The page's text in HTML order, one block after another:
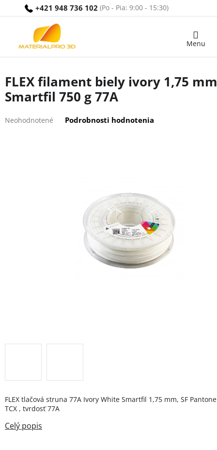
+421 948 736 102
Nákupný
FLEX filament biely ivory 1,75 mm
Smartfil 750 g 77A
hodnotenie
Neohodnotené Podrobnosti hodnotenia
FLEX tlačová struna 77A Ivory White Smartfil 1,75 mm, SF
TCX , tvrdosť 77A